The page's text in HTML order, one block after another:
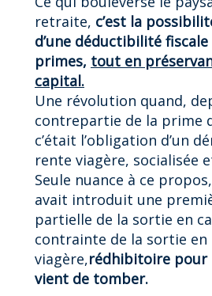
retraite, c’est la
d’une déductibilité fiscale
primes, tout en
capital.
Une révolution quand,
contrepartie de la prime
c’était l’obligation d’un
rente viagère, socialisée
Seule nuance à ce
avait introduit une
partielle de la sortie en
contrainte de la sortie en
viagère,rédhibitoire pour
vient de tomber.